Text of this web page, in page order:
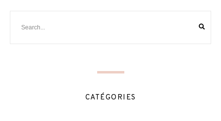
CATÉGORIES